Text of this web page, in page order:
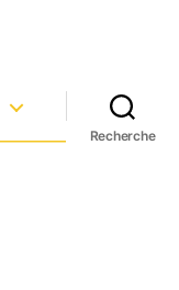
Recherche